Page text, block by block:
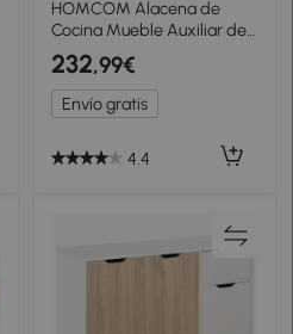
HOMCOM Alacena de
Cocina Mueble Auxiliar de
Cocina con 5 Puertas
Estante Ajustable y
Encimera de Microondas
100x40x180cm Blanco
232,99€
Envío gratis
4.4